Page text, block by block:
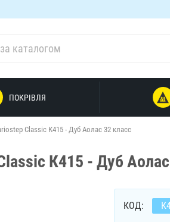
ПОКРІВЛЯ
Classic К415 - Дуб Аолас 32 класс
К415 - Дуб
КОД: